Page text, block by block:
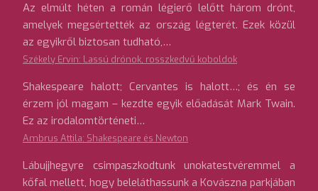
Az elmúlt héten a román légierő lelőtt három drónt,
amelyek megsértették az ország légterét. Ezek közül
az egyikről biztosan tudható,…
Székely Ervin: Lassú drónok, rosszkedvű koboldok
Shakespeare halott; Cervantes is halott…; és én se
érzem jól magam – kezdte egyik előadását Mark Twain.
Ez az irodalomtörténeti…
Ambrus Attila: Shakespeare és Newton
Lábujjhegyre csimpaszkodtunk unokatestvéremmel a
kőfal mellett, hogy beleláthassunk a Kovászna parkjában